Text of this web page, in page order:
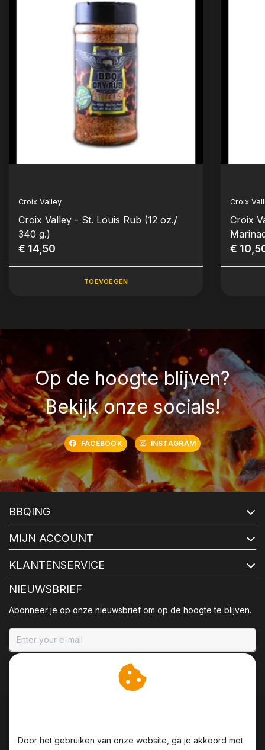
Croix Valley
Croix Valley - St. Louis Rub (12 oz./
340 g.)
€ 14,50
TOEVOEGEN
Croix
Croix
€
Op de hoogte blijven?
Bekijk onze socials!
FACEBOOK INSTAGRAM
BBQING
MIJN ACCOUNT
KLANTENSERVICE
NIEUWSBRIEF
Abonneer je op onze nieuwsbrief om op de hoogte te blijven.
Door het gebruiken van onze website, ga je akkoord met